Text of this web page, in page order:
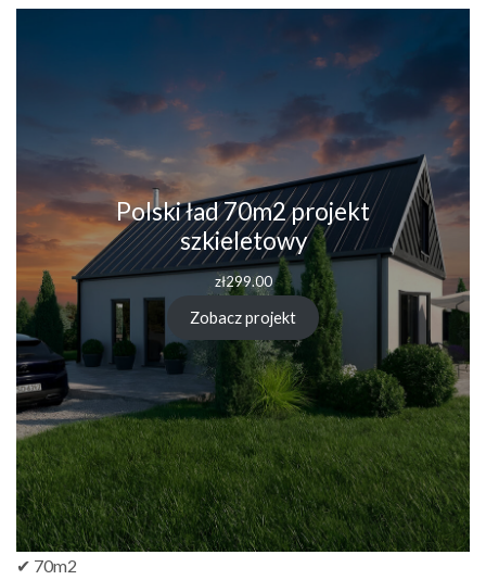
Polski ład 70m2 projekt
szkieletowy
zł299.00
Zobacz projekt
✔ 70m2